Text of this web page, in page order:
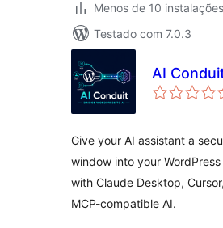
Menos de 10
Testado com 7.0.3
AI
Give your AI assistant a
window into your
with Claude Desktop,
MCP-compatible AI.